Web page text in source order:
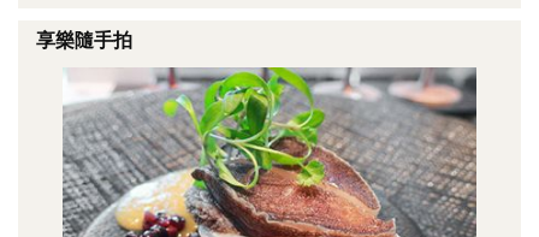
享樂隨手拍